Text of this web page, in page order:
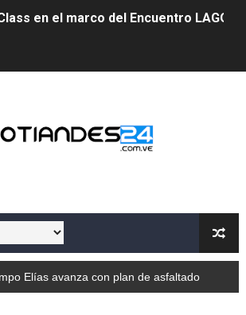
en el marco del Encuentro LAGO
Sánchez apadrina a más de 993
su reserva deportiva de cara a
Mérida instalará mesa de trabajo con
Elías avanza con plan de asfaltado